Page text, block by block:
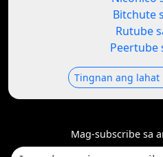
Bitchute
Rutube
Peertube
Tingnan ang
Mag-subscribe sa